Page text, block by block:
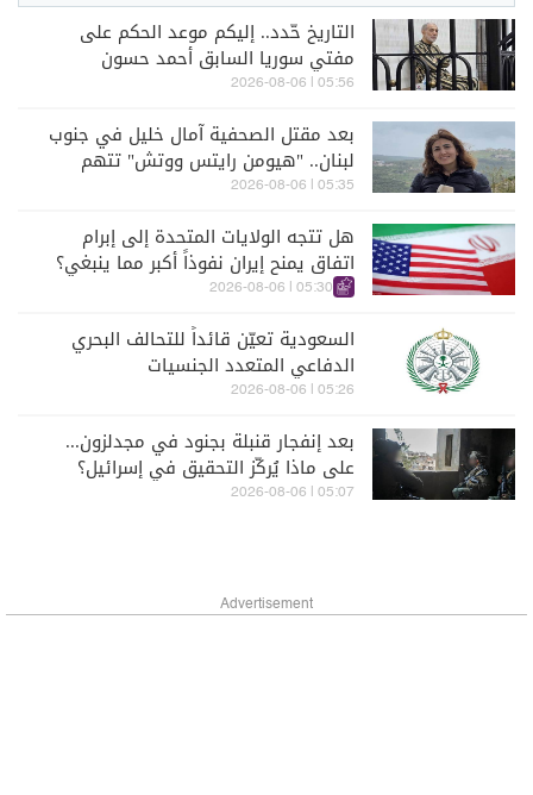
التاريخ حّدد.. إليكم موعد الحكم على
مفتي سوريا السابق أحمد حسون
05:56 | 2026-08-06
بعد مقتل الصحفية آمال خليل في جنوب
لبنان.. "هيومن رايتس ووتش" تتهم
إسرائيل بجرائم حرب
05:35 | 2026-08-06
هل تتجه الولايات المتحدة إلى إبرام
اتفاق يمنح إيران نفوذاً أكبر مما ينبغي؟
05:30 | 2026-08-06
السعودية تعيّن قائداً للتحالف البحري
الدفاعي المتعدد الجنسيات
05:26 | 2026-08-06
بعد إنفجار قنبلة بجنود في مجدلزون...
على ماذا يُركّز التحقيق في إسرائيل؟
05:07 | 2026-08-06
Advertisement